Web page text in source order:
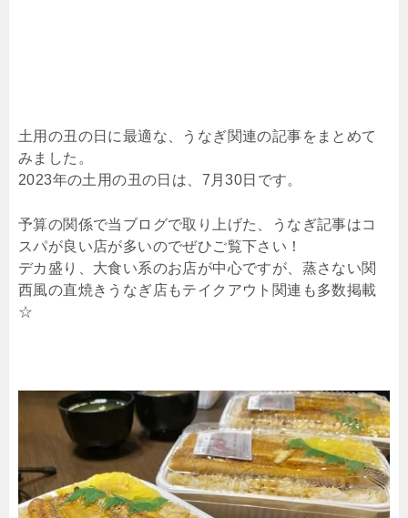
土用の丑の日に最適な、うなぎ関連の記事をまとめて
みました。
2023年の土用の丑の日は、7月30日です。
予算の関係で当ブログで取り上げた、うなぎ記事はコ
スパが良い店が多いのでぜひご覧下さい！
デカ盛り、大食い系のお店が中心ですが、蒸さない関
西風の直焼きうなぎ店もテイクアウト関連も多数掲載
☆